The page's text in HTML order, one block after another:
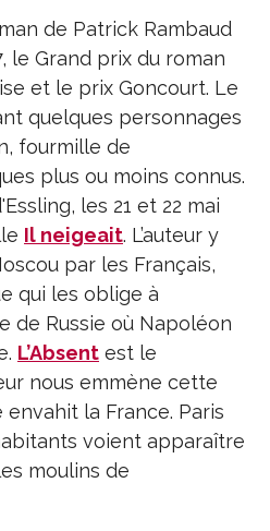
de Patrick Rambaud
le Grand prix du roman
et le prix Goncourt. Le
quelques personnages
fourmille de
plus ou moins connus.
les 21 et 22 mai
Il neigeait. L’auteur y
par les Français,
qui les oblige à
de Russie où Napoléon
L’Absent est le
nous emmène cette
envahit la France. Paris
voient apparaître
moulins de